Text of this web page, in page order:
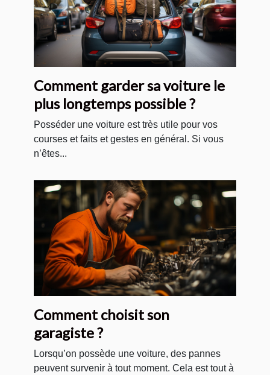
Comment garder sa voiture le
plus longtemps possible ?
Posséder une voiture est très utile pour vos
courses et faits et gestes en général. Si vous
n’êtes...
Comment choisit son
garagiste ?
Lorsqu’on possède une voiture, des pannes
peuvent survenir à tout moment. Cela est tout à